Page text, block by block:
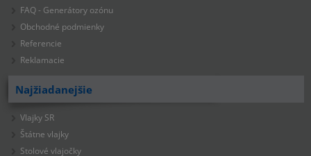
FAQ - Generátory ozónu
Obchodné podmienky
Referencie
Reklamacie
Najžiadanejšie
Vlajky SR
Štátne vlajky
Stolové vlajočky